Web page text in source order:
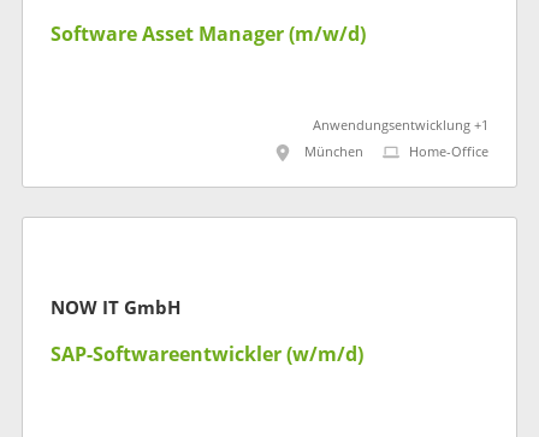
Software Asset Manager (m/w/d)
Anwendungsentwicklung +1
München
Home-Office
NOW IT GmbH
SAP-Softwareentwickler (w/m/d)